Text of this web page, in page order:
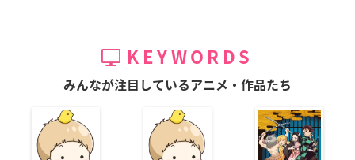
KEYWORDS
みんなが注目しているアニメ・作品たち